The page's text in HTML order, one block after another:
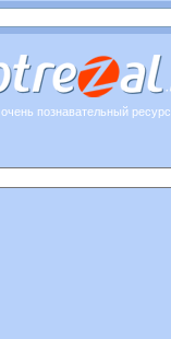
очень познавательный ресурс